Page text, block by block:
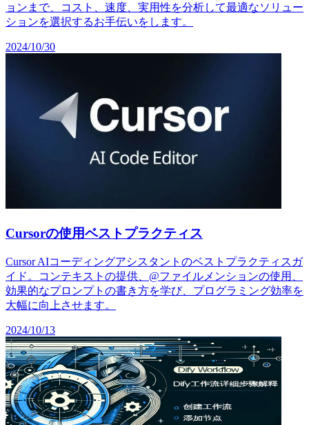
ョンまで、コスト、速度、実用性を分析して最適なソリュー
ションを選択するお手伝いをします。
2024/10/30
Cursorの使用ベストプラクティス
Cursor AIコーディングアシスタントのベストプラクティスガ
イド。コンテキストの提供、@ファイルメンションの使用、
効果的なプロンプトの書き方を学び、プログラミング効率を
大幅に向上させます。
2024/10/13